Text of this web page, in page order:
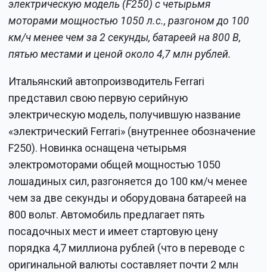
электрическую модель (F250) с четырьмя
моторами мощностью 1050 л.с., разгоном до 100
км/ч менее чем за 2 секунды, батареей на 800 В,
пятью местами и ценой около 4,7 млн рублей.
Итальянский автопроизводитель Ferrari
представил свою первую серийную
электрическую модель, получившую название
«электрический Ferrari» (внутреннее обозначение
F250). Новинка оснащена четырьмя
электромоторами общей мощностью 1050
лошадиных сил, разгоняется до 100 км/ч менее
чем за две секунды и оборудована батареей на
800 вольт. Автомобиль предлагает пять
посадочных мест и имеет стартовую цену
порядка 4,7 миллиона рублей (что в переводе с
оригинальной валюты составляет почти 2 млн